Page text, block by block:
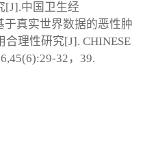
[J].中国卫生经
于真实世界数据的恶性肿
理性研究[J]. CHINESE
32，39.